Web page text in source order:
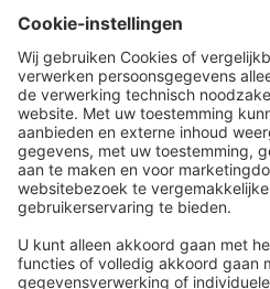
Dräger klantenservice
Over Dräger
Bestellen in onze webshop
Community